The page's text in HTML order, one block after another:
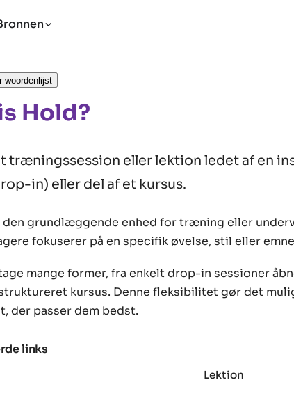
woordenlijst
Hold?
træningssession eller lektion ledet af en
in) eller del af et kursus.
den grundlæggende enhed for træning eller
fokuserer på en specifik øvelse, stil eller
mange former, fra enkelt drop-in sessioner
kursus. Denne fleksibilitet gør det
der passer dem bedst.
links
Lektion